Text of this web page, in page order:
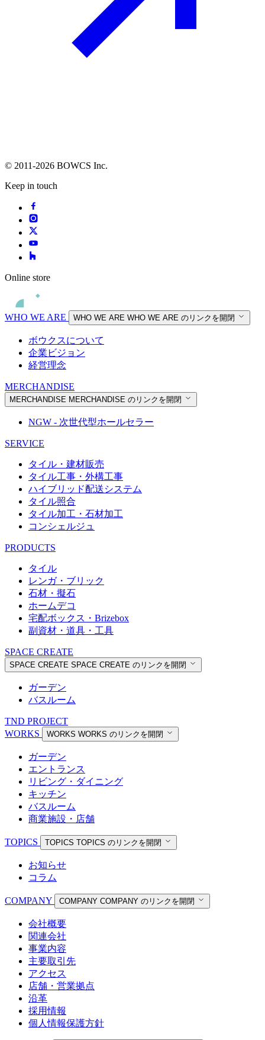
© 2011-2026 BOWCS Inc.
Keep in touch
Online store
WHO WE ARE WHO WE ARE WHO WE ARE のリンクを開閉
ボウクスについて
企業ビジョン
経営理念
MERCHANDISE
MERCHANDISE MERCHANDISE のリンクを開閉
NGW - 次世代型ホールセラー
SERVICE
タイル・建材販売
タイル工事・外構工事
ハイブリッド配送システム
タイル照合
タイル加工・石材加工
コンシェルジュ
PRODUCTS
タイル
レンガ・ブリック
石材・擬石
ホームデコ
宅配ボックス・Brizebox
副資材・道具・工具
SPACE CREATE
SPACE CREATE SPACE CREATE のリンクを開閉
ガーデン
バスルーム
TND PROJECT
WORKS
WORKS WORKS のリンクを開閉
ガーデン
エントランス
リビング・ダイニング
キッチン
バスルーム
商業施設・店舗
TOPICS TOPICS TOPICS のリンクを開閉
お知らせ
コラム
COMPANY COMPANY COMPANY のリンクを開閉
会社概要
関連会社
事業内容
主要取引先
アクセス
店舗・営業拠点
沿革
採用情報
個人情報保護方針